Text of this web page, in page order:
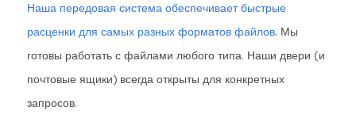
Наша передовая система обеспечивает быстрые
расценки для самых разных форматов файлов. Мы
готовы работать с файлами любого типа. Наши двери (и
почтовые ящики) всегда открыты для конкретных
запросов.